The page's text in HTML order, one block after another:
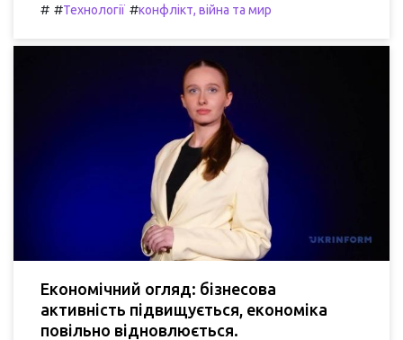
# #Технології #конфлікт, війна та мир
Економічний огляд: бізнесова
активність підвищується, економіка
повільно відновлюється.